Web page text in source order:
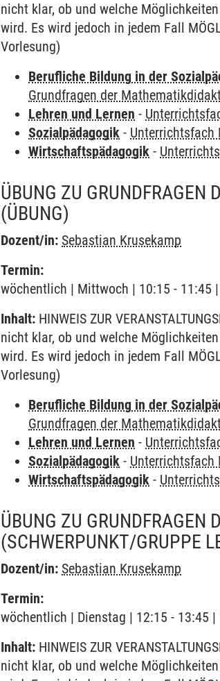
nicht klar, ob und welche
wird. Es wird jedoch in jedem Fall
Vorlesung)
Berufliche Bildung in der
Grundfragen der
Lehren und Lernen -
Sozialpädagogik - Unterrichtsfach
Wirtschaftspädagogik -
ÜBUNG ZU GRUNDFRAGEN
(ÜBUNG)
Dozent/in: Sebastian Krusekamp
Termin:
wöchentlich | Mittwoch | 10:15 - 11:45
Inhalt: HINWEIS ZUR
nicht klar, ob und welche
wird. Es wird jedoch in jedem Fall
Vorlesung)
Berufliche Bildung in der
Grundfragen der
Lehren und Lernen -
Sozialpädagogik - Unterrichtsfach
Wirtschaftspädagogik -
ÜBUNG ZU GRUNDFRAGEN
(SCHWERPUNKT/GRUPPE
Dozent/in: Sebastian Krusekamp
Termin:
wöchentlich | Dienstag | 12:15 - 13:45
Inhalt: HINWEIS ZUR
nicht klar, ob und welche